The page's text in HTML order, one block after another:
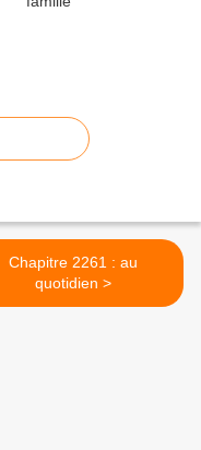
Chapitre 2261 : au
quotidien >